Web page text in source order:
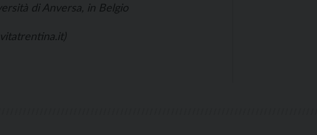
di Anversa, in Belgio